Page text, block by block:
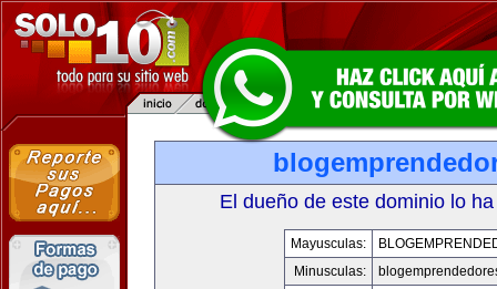
El dueño de este dominio lo
Mayusculas:
Minusculas: